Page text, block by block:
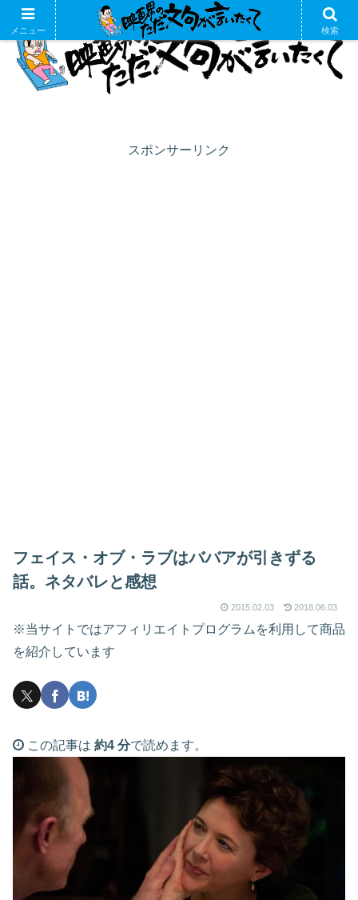
スポンサーリンク
フェイス・オブ・ラブはババアが引きずる
話。ネタバレと感想
2015.02.03 2018.06.03
※当サイトではアフィリエイトプログラムを利用して商品
を紹介しています
この記事は 約4 分で読めます。
メニュー 検索